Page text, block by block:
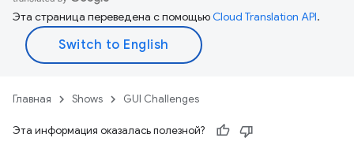
Эта страница переведена с помощьюCloud Translation API.
Главная Shows GUI Challenges
Эта информация оказалась полезной?